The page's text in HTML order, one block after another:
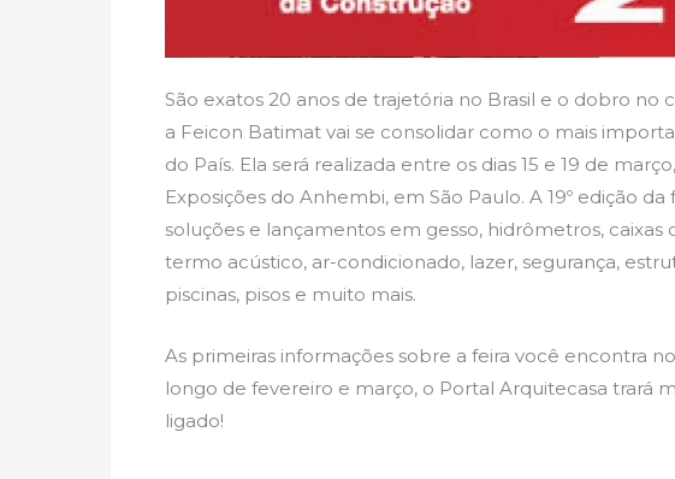
São exatos 20 anos de trajetória no Brasil e o dobro
a Feicon Batimat vai se consolidar como o mais
do País. Ela será realizada entre os dias 15 e 19 de
Exposições do Anhembi, em São Paulo. A 19º edição
soluções e lançamentos em gesso, hidrômetros, caixas
termo acústico, ar-condicionado, lazer, segurança,
piscinas, pisos e muito mais.
As primeiras informações sobre a feira você encontra
longo de fevereiro e março, o Portal Arquitecasa trará
ligado!